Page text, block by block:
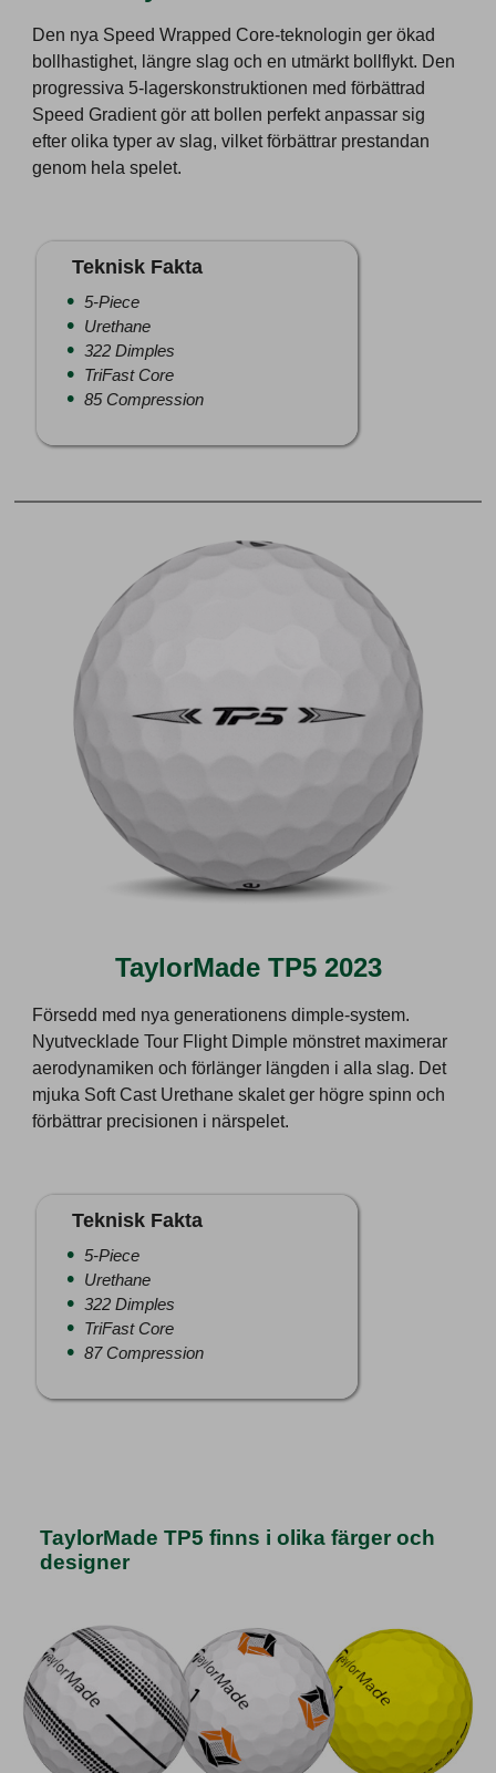
Den nya Speed Wrapped Core-teknologin ger ökad
bollhastighet, längre slag och en utmärkt bollflykt. Den
progressiva 5-lagerskonstruktionen med förbättrad
Speed Gradient gör att bollen perfekt anpassar sig
efter olika typer av slag, vilket förbättrar prestandan
genom hela spelet.
Teknisk Fakta
5-Piece
Urethane
322 Dimples
TriFast Core
85 Compression
TaylorMade TP5 2023
Försedd med nya generationens dimple-system.
Nyutvecklade Tour Flight Dimple mönstret maximerar
aerodynamiken och förlänger längden i alla slag. Det
mjuka Soft Cast Urethane skalet ger högre spinn och
förbättrar precisionen i närspelet.
Teknisk Fakta
5-Piece
Urethane
322 Dimples
TriFast Core
87 Compression
TaylorMade TP5 finns i olika färger och
designer